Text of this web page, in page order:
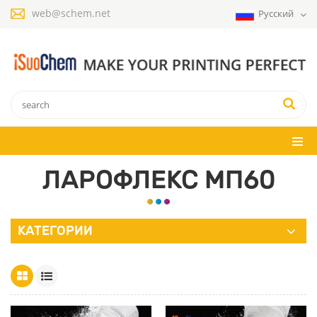
web@schem.net Русский
ЛАРОФЛЕКС МП60
КАТЕГОРИИ